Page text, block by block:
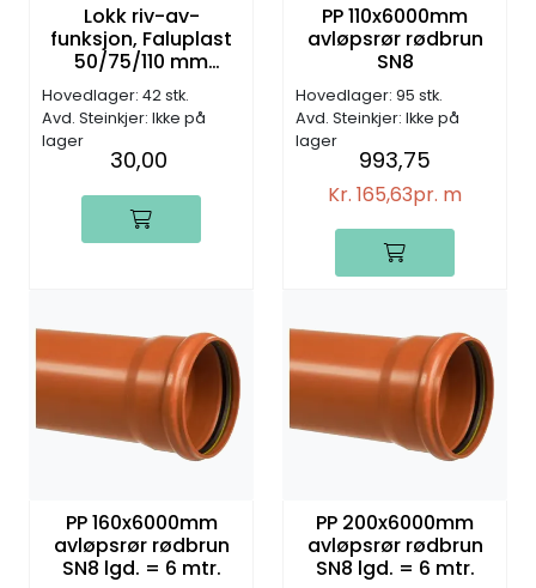
Lokk riv-av-
funksjon, Faluplast
50/75/110 mm
PVC/PP rør
Hovedlager: 42 stk.
Avd. Steinkjer: Ikke på
lager
30,00
PP 110x6000mm
avløpsrør rødbrun
SN8
Hovedlager: 95 stk.
Avd. Steinkjer: Ikke på
lager
993,75
Kr. 165,63pr. m
PP 160x6000mm
avløpsrør rødbrun
SN8 lgd. = 6 mtr.
PP 200x6000mm
avløpsrør rødbrun
SN8 lgd. = 6 mtr.